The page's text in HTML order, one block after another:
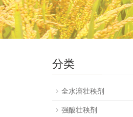
分类
全水溶壮秧剂
强酸壮秧剂